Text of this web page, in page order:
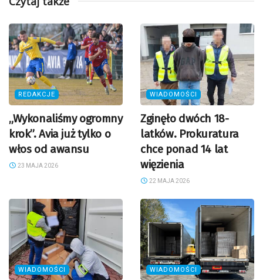
REDAKCJE
„Wykonaliśmy ogromny
krok”. Avia już tylko o
włos od awansu
23 MAJA 2026
WIADOMOŚCI
Zginęło dwóch 18-
latków. Prokuratura
chce ponad 14 lat
więzienia
22 MAJA 2026
WIADOMOŚCI WIADOMOŚCI